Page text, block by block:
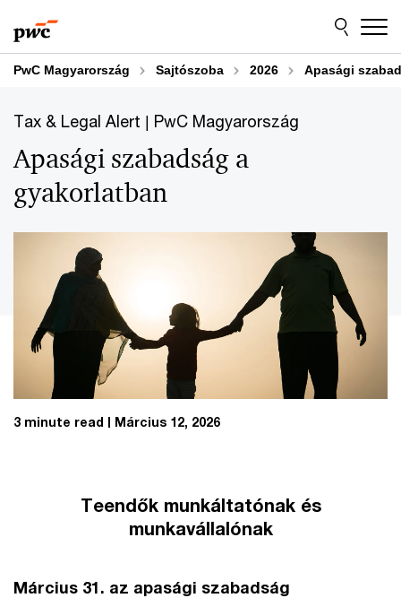
to
content
to
footer
PwC Magyarország Sajtószoba 2026 Apasági
Tax & Legal Alert | PwC Magyarország
Apasági szabadság a
gyakorlatban
3 minute read Március 12, 2026
Teendők munkáltatónak és
munkavállalónak
Március 31. az apasági szabadság